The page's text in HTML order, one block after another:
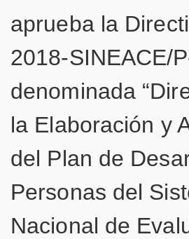
aprueba la
2018-SINEACE/
denominada
la Elaboración y
del Plan de
Personas del
Nacional de